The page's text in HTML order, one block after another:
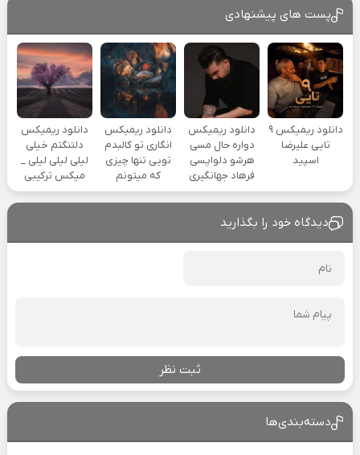
پست های پیشنهادی
دانلود ریمیکس ۹
تایی علیرضا
اسپید
دانلود ریمیکس
دواره حال مسی
هرشو دلواپسی
فرهاد جهانگیری
دانلود ریمیکس
انگاری تو کالبدم
تویی تنها چیزی
که میتونم
دانلود ریمیکس
دلتنگتم خیلی
لیلی لیلی لیلی _
میکس ترکیبی
دیدگاه خود را بگذارید
ثبت نظر
دسته‌بندی‌ها